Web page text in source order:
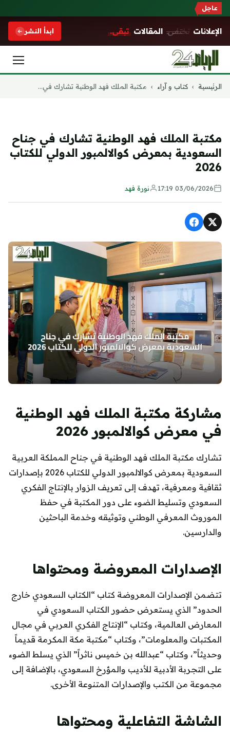
عاجل
الإعلانات تختفي. المقالات تبقى. ابدأ النشر
التجاوز
الرئيسية › كتاب و آراء › مكتبة الملك فهد الوطنية تشارك في...
مكتبة الملك فهد الوطنية تشارك في جناح
السعودية بمعرض كوالالمبور الدولي للكتاب
2026
03/06/2026 17:19 نورة فهد
مشاركة مكتبة الملك فهد الوطنية
في معرض كوالالمبور 2026
تشارك مكتبة الملك فهد الوطنية في جناح المملكة العربية
السعودية بمعرض كوالالمبور الدولي للكتاب 2026 بإصدارات
ثقافية ومعرفية، تهدف إلى تعريف الزوار بالإنتاج الفكري
السعودي وتسليط الضوء على دور المكتبة في حفظ
الموروث المعرفي الوطني وتوثيقه وخدمة الباحثين
والدارسين.
الإصدارات المعروضة ومحتواها
تتضمن الإصدارات المعروضة كتاب “الكتاب السعودي خارج
الحدود” الذي يستعرض حضور الكتاب السعودي في
المعارض العالمية، وكتاب “الإنتاج الفكري العربي في مجال
المكتبات والمعلومات”، وكتاب “مكتبة مكة المكرمة قديماً
وحديثاً”، وكتاب “عبدالله بن خميس ناثراً” الذي يسلط الضوء
على التجربة الأدبية للأديب والمؤرخ السعودي، بالإضافة إلى
مجموعة من الكتب والإصدارات المتنوعة الأخرى.
الشاشة التفاعلية ومحتواها